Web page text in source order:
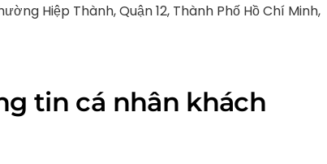
Hiệp Thành, Quận 12, Thành Phố Hồ Chí Minh,
tin cá nhân khách